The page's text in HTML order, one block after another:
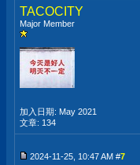
TACOCITY
Major Member
加入日期: May 2021
文章: 134
2024-11-25, 10:47 AM #7